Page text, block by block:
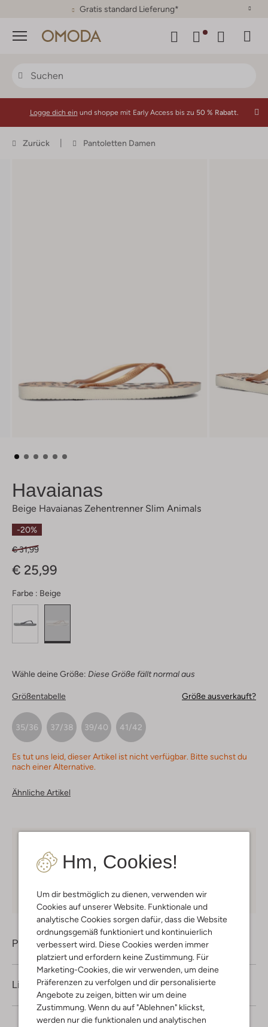
30 Tage Rückgaberecht
Menü
Hm, Cookies!
Um dir bestmöglich zu dienen, verwenden wir
Cookies auf unserer Website. Funktionale und
analytische Cookies sorgen dafür, dass die Website
ordnungsgemäß funktioniert und kontinuierlich
verbessert wird. Diese Cookies werden immer
platziert und erfordern keine Zustimmung. Für
Marketing-Cookies, die wir verwenden, um deine
Präferenzen zu verfolgen und dir personalisierte
Angebote zu zeigen, bitten wir um deine
Zustimmung. Wenn du auf "Ablehnen" klickst,
werden nur die funktionalen und analytischen
Logge dich ein und shoppe mit Early Access bis zu 50 % Rabatt.
Zurück Pantoletten Damen
Havaianas
Beige Havaianas Zehentrenner Slim Animals
-20%
€ 31,99
€ 25,99
Farbe : Beige
Wähle deine Größe: Diese Größe fällt normal aus
Größentabelle Größe ausverkauft?
35/36 37/38 39/40 41/42
Es tut uns leid, dieser Artikel ist nicht verfügbar. Bitte suchst du
nach einer Alternative.
Ähnliche Artikel
Kostenloser Versand
Mitglieder in Deutschland
Produktinformation
Lieferung & Rückgabe